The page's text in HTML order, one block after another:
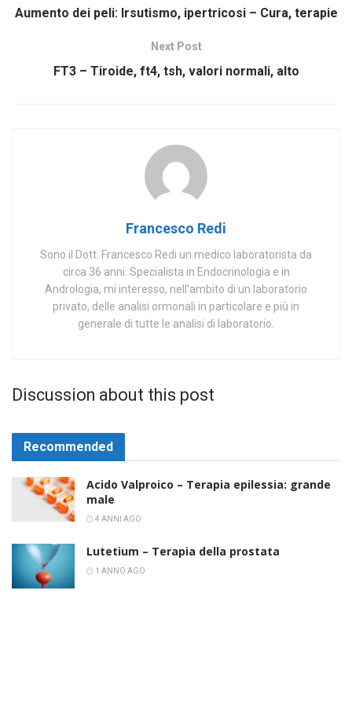
Aumento dei peli: Irsutismo, ipertricosi – Cura, terapie
Next Post
FT3 – Tiroide, ft4, tsh, valori normali, alto
Francesco Redi
Sono il Dott. Francesco Redi un medico laboratorista da
circa 36 anni. Specialista in Endocrinologia e in
Andrologia, mi interesso, nell’ambito di un laboratorio
privato, delle analisi ormonali in particolare e più in
generale di tutte le analisi di laboratorio.
Discussion about this post
Recommended
Acido Valproico – Terapia epilessia: grande
male
4 ANNI AGO
Lutetium – Terapia della prostata
1 ANNO AGO